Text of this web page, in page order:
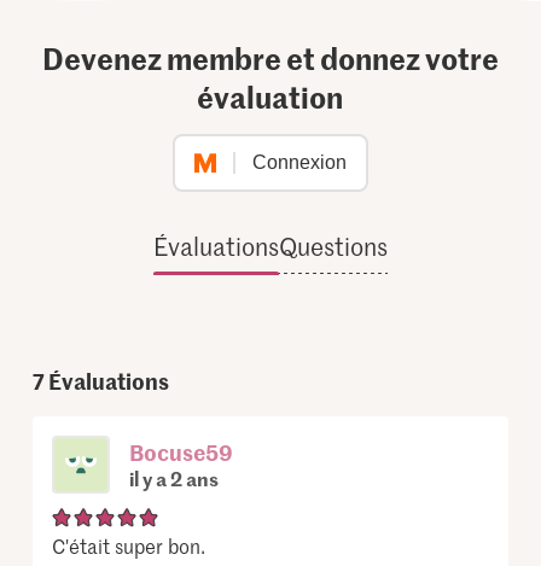
Devenez membre et donnez votre
évaluation
Connexion
ÉvaluationsQuestions
7Évaluations
Bocuse59
il y a 2 ans
C'était super bon.